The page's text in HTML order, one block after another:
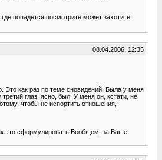
попадется,посмотрите,может захотите
08.04.2006, 12:35
Это как раз по теме сновидений. Была у меня
глаз, ясно, был. У меня он, кстати, не
чтобы не испортить отношения,
это сформулировать.Вообщем, за Ваше